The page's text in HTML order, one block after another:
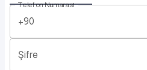
Telefon Numarası
+90
Şifre